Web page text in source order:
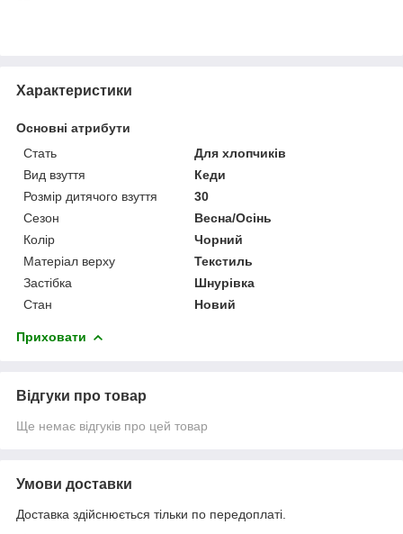
Характеристики
Основні атрибути
Стать
Для хлопчиків
Вид взуття
Кеди
Розмір дитячого взуття
30
Сезон
Весна/Осінь
Колір
Чорний
Матеріал верху
Текстиль
Застібка
Шнурівка
Стан
Новий
Приховати
Відгуки про товар
Ще немає відгуків про цей товар
Умови доставки
Доставка здійснюється тільки по передоплаті.